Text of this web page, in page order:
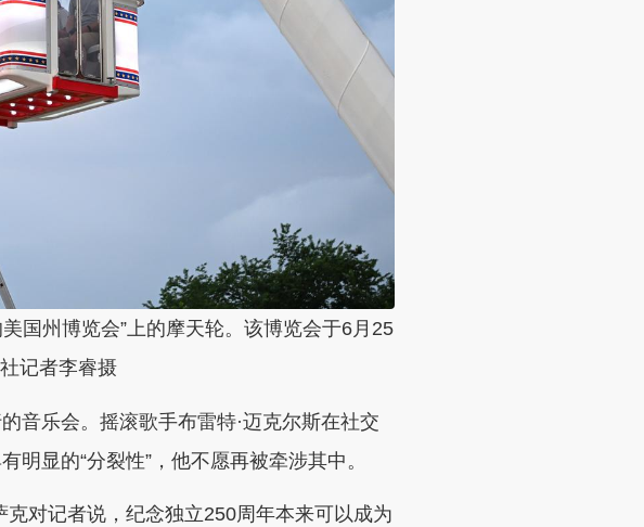
国州博览会”上的摩天轮。该博览会于6月25
记者李睿摄
音乐会。摇滚歌手布雷特·迈克尔斯在社交
显的“分裂性”，他不愿再被牵涉其中。
对记者说，纪念独立250周年本来可以成为